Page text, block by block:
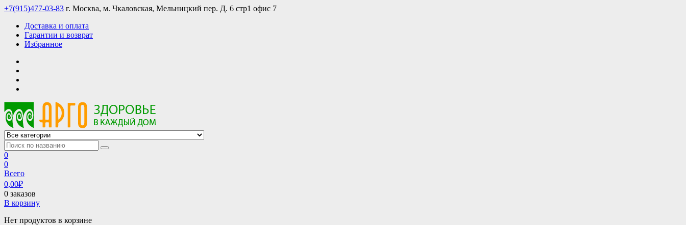
Skip
content
+7(915)477-03-83 г. Москва, м. Чкаловская, Мельницкий пер. Д. 6 стр1 офис 7
Доставка и оплата
Гарантии и возврат
Избранное
АРГО интернет магазин, доставка в Москве и по всей России
АРГО каталог каталог продукции, официальные цены
0
0
Всего
0,00₽
0 заказов
В корзину
Нет продуктов в корзине